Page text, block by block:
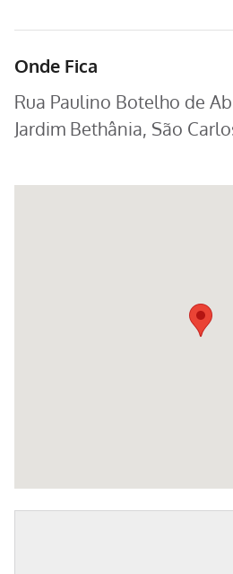
Onde Fica
Rua Paulino Botelho de
Jardim Bethânia, São